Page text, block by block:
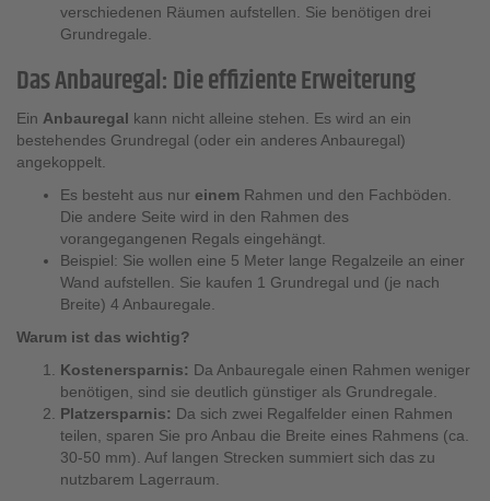
verschiedenen Räumen aufstellen. Sie benötigen drei
Grundregale.
Das Anbauregal: Die effiziente Erweiterung
Ein Anbauregal kann nicht alleine stehen. Es wird an ein
bestehendes Grundregal (oder ein anderes Anbauregal)
angekoppelt.
Es besteht aus nur einem Rahmen und den Fachböden.
Die andere Seite wird in den Rahmen des
vorangegangenen Regals eingehängt.
Beispiel: Sie wollen eine 5 Meter lange Regalzeile an einer
Wand aufstellen. Sie kaufen 1 Grundregal und (je nach
Breite) 4 Anbauregale.
Warum ist das wichtig?
Kostenersparnis: Da Anbauregale einen Rahmen weniger
benötigen, sind sie deutlich günstiger als Grundregale.
Platzersparnis: Da sich zwei Regalfelder einen Rahmen
teilen, sparen Sie pro Anbau die Breite eines Rahmens (ca.
30-50 mm). Auf langen Strecken summiert sich das zu
nutzbarem Lagerraum.